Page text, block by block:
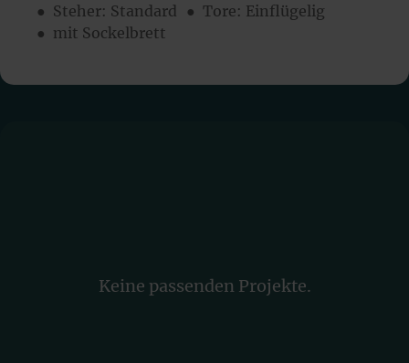
● Steher: Standard
● Tore: Einflügelig
● mit Sockelbrett
Keine passenden Projekte.